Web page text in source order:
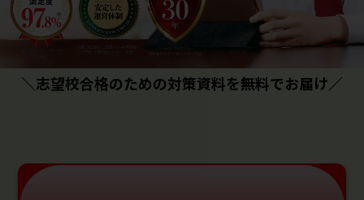
＼志望校合格のための対策資料を無料でお届け／